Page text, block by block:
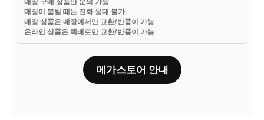
매장 구매 상품만 문의 가능
매장이 붐빌 때는 전화 응대 불가
매장 상품은 매장에서만 교환/반품이 가능
온라인 상품은 택배로만 교환/반품이 가능
메가스토어 안내